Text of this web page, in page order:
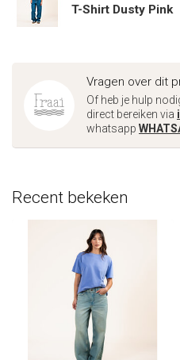
T-Shirt Dusty Pink
Vragen over dit
Of heb je hulp
direct bereiken via
whatsapp
Recent bekeken